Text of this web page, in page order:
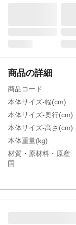
商品の詳細
商品コード
本体サイズ-幅(cm)
本体サイズ-奥行(cm)
本体サイズ-高さ(cm)
本体重量(kg)
材質・原材料・原産
国